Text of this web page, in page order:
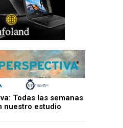
Todas las semanas
nuestro estudio